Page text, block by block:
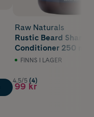
Raw Naturals
Rustic Beard
Conditioner 250 ml
FINNS I LAGER
4.5/5 (4)
99 kr